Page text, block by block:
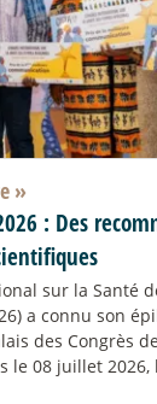
»
: Des
sur la Santé
a connu son
des Congrès
le 08 juillet 2026,